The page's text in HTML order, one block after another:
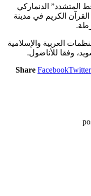
المتشدد” الدنماركي
الكريم في مدينة
العربية والإسلامية
وفقا للأناضول.
Share FacebookTwitter